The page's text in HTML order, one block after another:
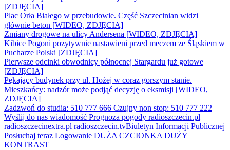
[ZDJĘCIA]
Plac Orła Białego w przebudowie. Część Szczecinian widzi
głównie beton [WIDEO, ZDJĘCIA]
Zmiany drogowe na ulicy Andersena [WIDEO, ZDJĘCIA]
Kibice Pogoni pozytywnie nastawieni przed meczem ze Śląskiem w
Pucharze Polski [ZDJĘCIA]
Pierwsze odcinki obwodnicy północnej Stargardu już gotowe
[ZDJĘCIA]
Pękający budynek przy ul. Hożej w coraz gorszym stanie.
Mieszkańcy: nadzór może podjąć decyzję o eksmisji [WIDEO,
ZDJĘCIA]
Zadzwoń do studia: 510 777 666 Czujny non stop: 510 777 222
Wyślij do nas wiadomość Prognoza pogody radioszczecin.pl
radioszczecinextra.pl radioszczecin.tvBiuletyn Informacji Publicznej
Posłuchaj teraz Logowanie DUŻA CZCIONKA DUŻY
KONTRAST